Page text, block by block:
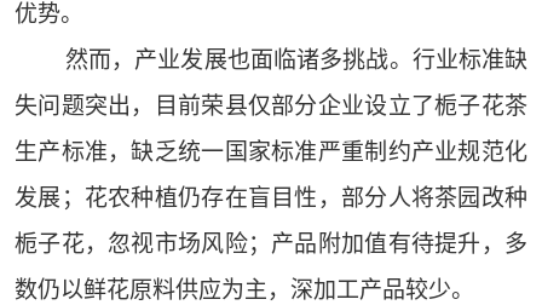
优势。
然而，产业发展也面临诸多挑战。行业标准缺
失问题突出，目前荣县仅部分企业设立了栀子花茶
生产标准，缺乏统一国家标准严重制约产业规范化
发展；花农种植仍存在盲目性，部分人将茶园改种
栀子花，忽视市场风险；产品附加值有待提升，多
数仍以鲜花原料供应为主，深加工产品较少。